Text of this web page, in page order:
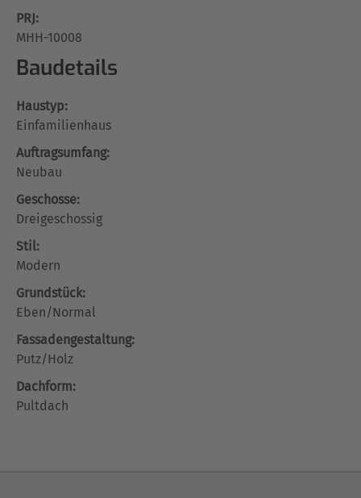
PRJ:
MHH-10008
Baudetails
Haustyp:
Einfamilienhaus
Auftragsumfang:
Neubau
Geschosse:
Dreigeschossig
Stil:
Modern
Grundstück:
Eben/Normal
Fassadengestaltung:
Putz/Holz
Dachform:
Pultdach